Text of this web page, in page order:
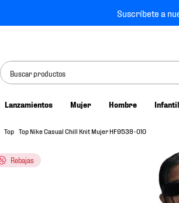
Suscríbete a
Buscar productos
Lanzamientos Mujer Hombre
Top Top Nike Casual Chill Knit Mujer HF9538-010
Rebajas